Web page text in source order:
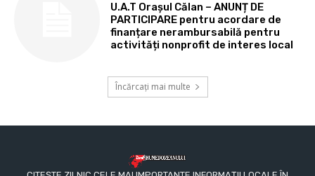
U.A.T Orașul Călan – ANUNȚ DE
PARTICIPARE pentru acordare de
finanțare nerambursabilă pentru
activități nonprofit de interes local
Încărcați mai multe